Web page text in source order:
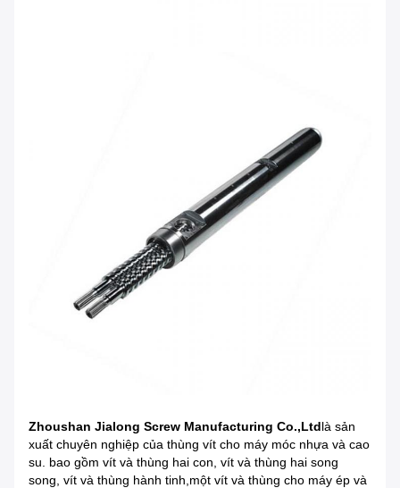
Zhoushan Jialong Screw Manufacturing Co.,Ltdlà sản
xuất chuyên nghiệp của thùng vít cho máy móc nhựa và cao
su. bao gồm vít và thùng hai con, vít và thùng hai song
song, vít và thùng hành tinh,một vít và thùng cho máy ép và